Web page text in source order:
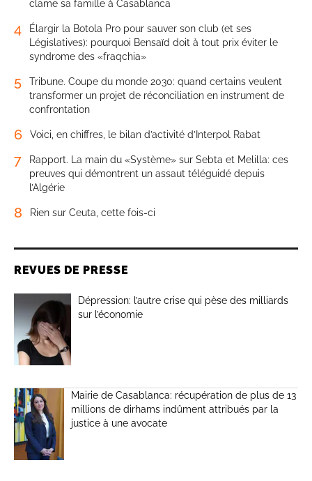
clame sa famille à Casablanca
4
Élargir la Botola Pro pour sauver son club (et ses
Législatives): pourquoi Bensaïd doit à tout prix éviter le
syndrome des «fraqchia»
5
Tribune. Coupe du monde 2030: quand certains veulent
transformer un projet de réconciliation en instrument de
confrontation
6 Voici, en chiffres, le bilan d’activité d’Interpol Rabat
7
Rapport. La main du «Système» sur Sebta et Melilla: ces
preuves qui démontrent un assaut téléguidé depuis
l’Algérie
8 Rien sur Ceuta, cette fois-ci
REVUES DE PRESSE
Dépression: l’autre crise qui pèse des milliards
sur l’économie
Mairie de Casablanca: récupération de plus de 13
millions de dirhams indûment attribués par la
justice à une avocate